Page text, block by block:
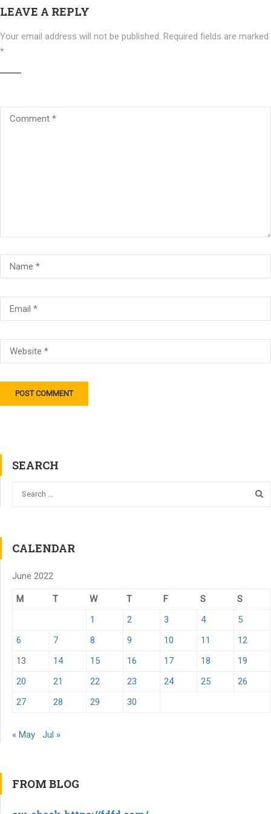
LEAVE A REPLY
Your email address will not be published. Required fields are marked
*
SEARCH
CALENDAR
June 2022
M T W T F S
S
1
2 3 4
5
6
7 8 9 10 11
12
13
14 15 16 17 18
19
20
21 22 23 24 25
26
27
28 29 30
« May Jul »
FROM BLOG